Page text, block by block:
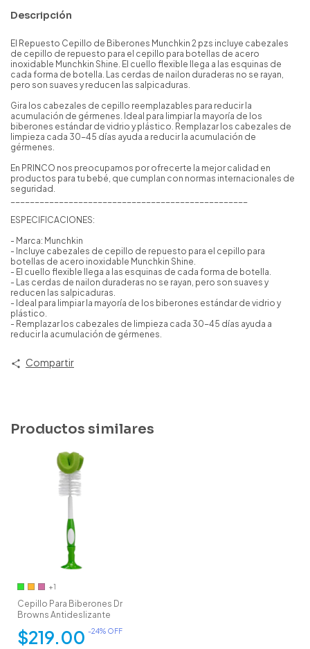
Descripción
El Repuesto Cepillo de Biberones Munchkin 2 pzs incluye cabezales
de cepillo de repuesto para el cepillo para botellas de acero
inoxidable Munchkin Shine. El cuello flexible llega a las esquinas de
cada forma de botella. Las cerdas de nailon duraderas no se rayan,
pero son suaves y reducen las salpicaduras.
Gira los cabezales de cepillo reemplazables para reducir la
acumulación de gérmenes. Ideal para limpiar la mayoría de los
biberones estándar de vidrio y plástico. Remplazar los cabezales de
limpieza cada 30-45 días ayuda a reducir la acumulación de
gérmenes.
En PRINCO nos preocupamos por ofrecerte la mejor calidad en
productos para tu bebé, que cumplan con normas internacionales de
seguridad.
ESPECIFICACIONES:
- Marca: Munchkin
- Incluye cabezales de cepillo de repuesto para el cepillo para
botellas de acero inoxidable Munchkin Shine.
- El cuello flexible llega a las esquinas de cada forma de botella.
- Las cerdas de nailon duraderas no se rayan, pero son suaves y
reducen las salpicaduras.
- Ideal para limpiar la mayoría de los biberones estándar de vidrio y
plástico.
- Remplazar los cabezales de limpieza cada 30-45 días ayuda a
reducir la acumulación de gérmenes.
Compartir
Productos similares
+1
Cepillo Para Biberones Dr
Browns Antideslizante
$219.00 -24% OFF